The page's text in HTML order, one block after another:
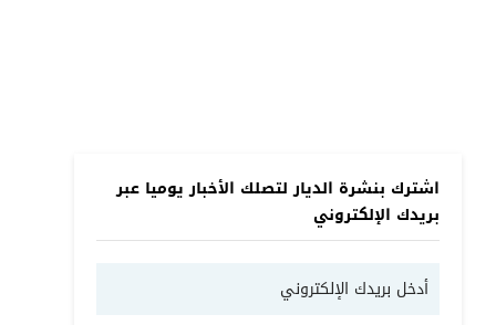
اشترك بنشرة الديار لتصلك الأخبار يوميا عبر
بريدك الإلكتروني